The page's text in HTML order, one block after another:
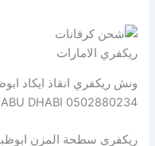
ريكفري الامارات
ABU DHABI 0502880234